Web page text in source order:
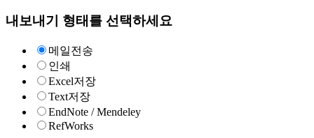
내보내기 형태를 선택하세요
메일전송
인쇄
Excel저장
Text저장
EndNote / Mendeley
RefWorks